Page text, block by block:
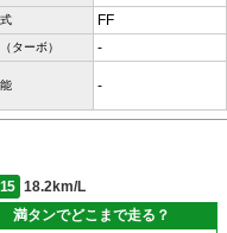
FF
ターボ） -
-
18.2km/L
満タンでどこまで走る？